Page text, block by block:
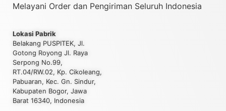
Melayani Order dan Pengiriman Seluruh Indonesia
Lokasi Pabrik
Belakang PUSPITEK, Jl.
Gotong Royong Jl. Raya
Serpong No.99,
RT.04/RW.02, Kp. Cikoleang,
Pabuaran, Kec. Gn. Sindur,
Kabupaten Bogor, Jawa
Barat 16340, Indonesia